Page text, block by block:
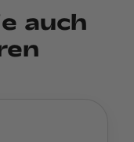
auch